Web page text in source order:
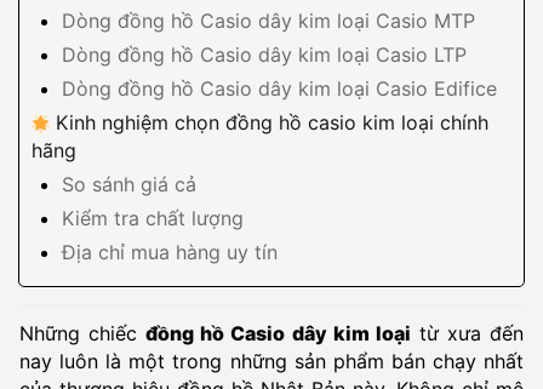
Dòng đồng hồ Casio dây kim loại Casio MTP
Dòng đồng hồ Casio dây kim loại Casio LTP
Dòng đồng hồ Casio dây kim loại Casio Edifice
Kinh nghiệm chọn đồng hồ casio kim loại chính
hãng
So sánh giá cả
Kiểm tra chất lượng
Địa chỉ mua hàng uy tín
Những chiếcđồng hồ Casio dây kim loại từ xưa đến
nay luôn là một trong những sản phẩm bán chạy nhất